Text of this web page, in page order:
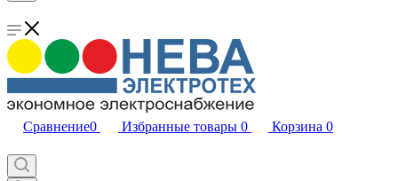
Сравнение0 Избранные товары 0 Корзина 0